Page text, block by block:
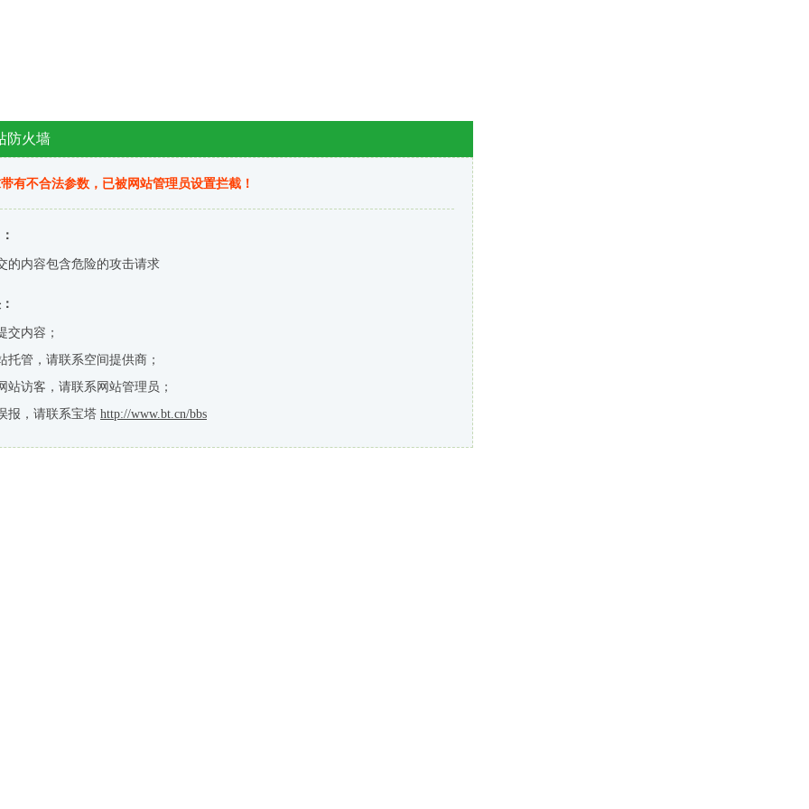
防火墙
有不合法参数，已被网站管理员设置拦截！
的内容包含危险的攻击请求
交内容；
托管，请联系空间提供商；
站访客，请联系网站管理员；
报，请联系宝塔 http://www.bt.cn/bbs